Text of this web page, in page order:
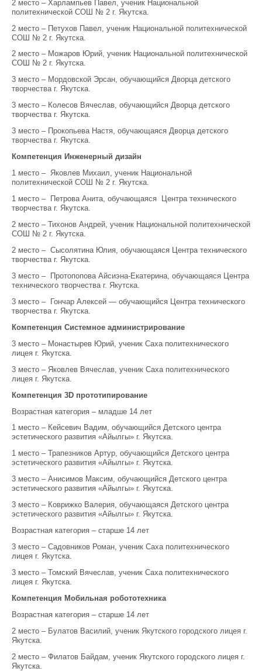
2 место – Харлампьев Павел, ученик Национальной
политехнической СОШ № 2 г. Якутска.
2 место – Петухов Павел, ученик Национальной политехнической
СОШ № 2 г. Якутска.
2 место – Можаров Юрий, ученик Национальной политехнической
СОШ № 2 г. Якутска.
3 место – Мордовской Эрсан, обучающийся Дворца детского
творчества г. Якутска.
3 место – Колесов Вячеслав, обучающийся Дворца детского
творчества г. Якутска.
3 место – Прокопьева Настя, обучающаяся Дворца детского
творчества г. Якутска.
Компетенция Инженерный дизайн
​1 место – Яковлев Михаил, ученик Национальной
политехнической СОШ № 2 г. Якутска.
​1 место – Петрова Анита,​ обучающаяся Центра технического
творчества г. Якутска.
2 место – Тихонов Андрей, ученик Национальной политехнической
СОШ № 2 г. Якутска.
​2 место – Сысолятина Юлия, обучающаяся Центра технического
творчества г. Якутска.
3 место – ​Протопопова Айсиэна-Екатерина, обучающаяся Центра
технического творчества г. Якутска.
3 место – Гончар Алексей — обучающийся Центра технического
творчества г. Якутска.
Компетенция Системное администрирование
3 место – Монастырев Юрий, ученик Саха политехнического
лицея г. Якутска.
3 место – Яковлев Вячеслав, ученик Саха политехнического
лицея г. Якутска.
Компетенция 3D прототипирование
Возрастная категория – младше 14 лет
1 место – Кейсевич Вадим, обучающийся Детского центра
эстетического развития «Айылгы» г. Якутска.
1 место – Трапезников Артур, обучающийся Детского центра
эстетического развития «Айылгы» г. Якутска.
3 место – Анисимов Максим, обучающийся Детского центра
эстетического развития «Айылгы» г. Якутска.
3 место – Коврижко Валерия, обучающаяся Детского центра
эстетического развития «Айылгы» г. Якутска.
Возрастная категория – старше 14 лет
3 место – Садовников Роман, ученик Саха политехнического
лицея г. Якутска.
3 место – Томский Вячеслав, ученик Саха политехнического
лицея г. Якутска.
Компетенция Мобильная робототехника
Возрастная категория – старше 14 лет
2 место – Булатов Василий, ученик Якутского городского лицея г.
Якутска.
2 место – Филатов Байдам, ученик Якутского городского лицея г.
Якутска.